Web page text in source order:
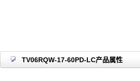
TV06RQW-17-60PD-LC产品属性